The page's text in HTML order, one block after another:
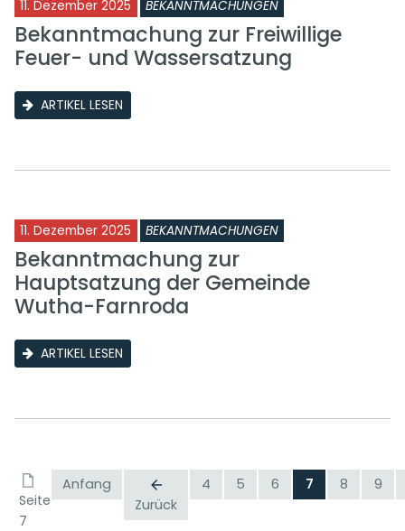
11. Dezember 2025 BEKANNTMACHUNGEN
Bekanntmachung zur Freiwillige
Feuer- und Wassersatzung
ARTIKEL LESEN
11. Dezember 2025 BEKANNTMACHUNGEN
Bekanntmachung zur
Hauptsatzung der Gemeinde
Wutha-Farnroda
ARTIKEL LESEN
Seite
7
Anfang
Zurück
4 5 6 7 8 9